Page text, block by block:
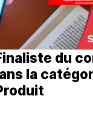
du
la